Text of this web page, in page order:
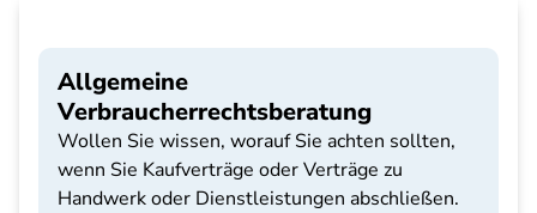
Allgemeine
Verbraucherrechtsberatung
Wollen Sie wissen, worauf Sie achten sollten,
wenn Sie Kaufverträge oder Verträge zu
Handwerk oder Dienstleistungen abschließen.